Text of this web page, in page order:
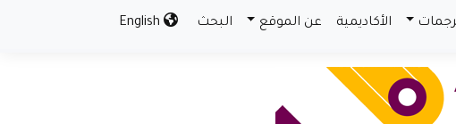
الأكاديمية عن الموقع البحث